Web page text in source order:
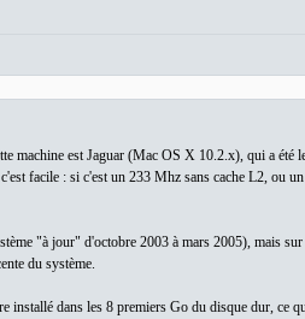
machine est Jaguar (Mac OS X 10.2.x), qui a
facile : si c'est un 233 Mhz sans cache L2, ou
"à jour" d'octobre 2003 à mars 2005), mais sur
du système.
dans les 8 premiers Go du disque dur,